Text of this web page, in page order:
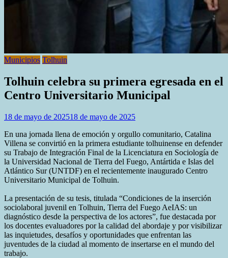
Municipios Tolhuin
Tolhuin celebra su primera egresada en el
Centro Universitario Municipal
18 de mayo de 202518 de mayo de 2025
En una jornada llena de emoción y orgullo comunitario, Catalina
Villena se convirtió en la primera estudiante tolhuinense en defender
su Trabajo de Integración Final de la Licenciatura en Sociología de
la Universidad Nacional de Tierra del Fuego, Antártida e Islas del
Atlántico Sur (UNTDF) en el recientemente inaugurado Centro
Universitario Municipal de Tolhuin.
La presentación de su tesis, titulada “Condiciones de la inserción
sociolaboral juvenil en Tolhuin, Tierra del Fuego AeIAS: un
diagnóstico desde la perspectiva de los actores”, fue destacada por
los docentes evaluadores por la calidad del abordaje y por visibilizar
las inquietudes, desafíos y oportunidades que enfrentan las
juventudes de la ciudad al momento de insertarse en el mundo del
trabajo.